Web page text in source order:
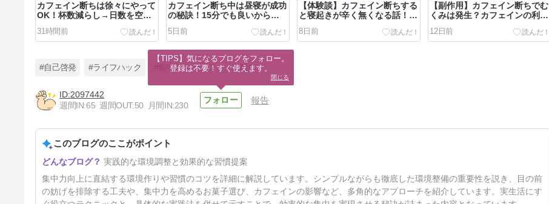
カフェイン断ちは徐々にやって
OK！杯数減らし→日数を空け
31時間前
カフェイン断ち中は昼寝が成功
の秘訣！15分でも良いから寝
5日前
【体験談】カフェイン断ちする
と寝起きが辛く無くなる話！
8日前
【副作用】カフェイン断ちでむ
くみは発生？カフェインの利尿
12日前
めるお菓子10選！
15日前
#自己啓発 #ライフハック #集中力 #カフェイン断ち
2097442
週間IN:65 週間OUT:50 月間IN:230
報告
このブログのここがポイント
実践的な環境調整と効果的な習慣提案
集中力向上に直結する環境作りや習慣のコツを詳細に解説しています。シンプルながらも徹底した環境整備の重要性を説き、目の前
の妨げを排除する工夫や、集中力を高めるお菓子選び、カフェインの影響など、多角的なアプローチを紹介しています。実生活にす
【TIPS】気になるブログをフォロー。
登録は不要！すぐ使えます。
閉じる